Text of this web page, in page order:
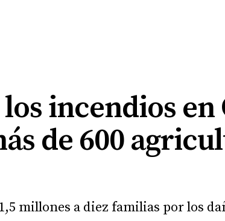
incendios
de 600
millones a diez familias por los